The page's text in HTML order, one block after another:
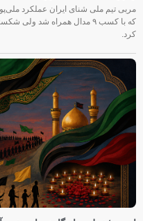
مربی تیم ملی شنای ایران عملکرد
که با کسب ۹ مدال همراه شد
کرد.